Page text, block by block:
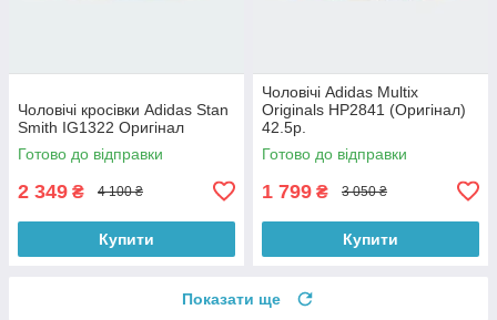
Чоловічі кросівки Adidas Stan
Smith IG1322 Оригінал
Готово до відправки
2 349 ₴ 4 100 ₴
Купити
Чоловічі Adidas Multix
Originals HP2841 (Оригінал)
42.5р.
Готово до відправки
1 799 ₴ 3 050 ₴
Купити
Показати ще